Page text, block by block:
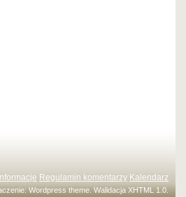
Regulamin komentarzy Kalendarz
Wordpress theme. WalidacjaXHTML 1.0.